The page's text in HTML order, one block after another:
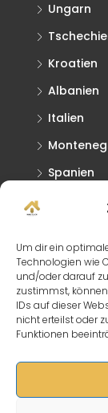
Um dir ein
Technologien wie
und/oder darauf
zustimmst,
IDs auf dieser
nicht erteilst oder
Funktionen
Ungarn
Kroatien
Albanien
Italien
Spanien